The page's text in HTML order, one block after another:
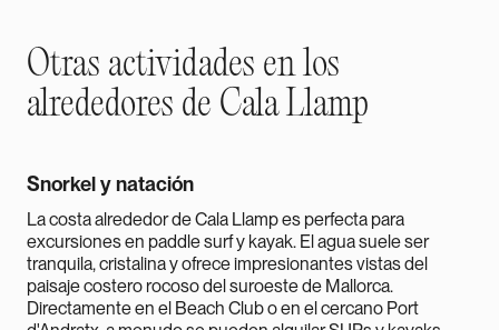
Otras actividades en los
alrededores de Cala Llamp
Snorkel y natación
La costa alrededor de Cala Llamp es perfecta para
excursiones en paddle surf y kayak. El agua suele ser
tranquila, cristalina y ofrece impresionantes vistas del
paisaje costero rocoso del suroeste de Mallorca.
Directamente en el Beach Club o en el cercano Port